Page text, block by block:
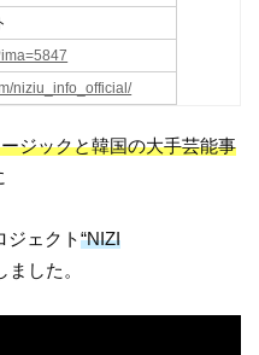
niziu_info_official/
ジックと韓国の大手芸能事
ジェクト“NIZI
した。